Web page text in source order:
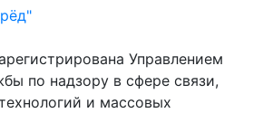
Управлением
по надзору в сфере связи,
и массовых